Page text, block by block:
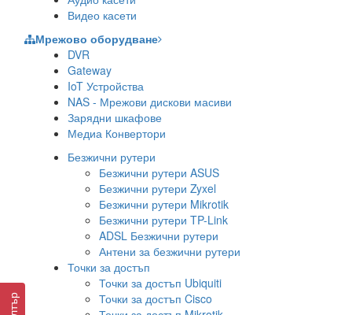
Видео касети
Мрежово оборудване
DVR
Gateway
IoT Устройства
NAS - Мрежови дискови масиви
Зарядни шкафове
Медиа Конвертори
Безжични рутери
Безжични рутери ASUS
Безжични рутери Zyxel
Безжични рутери Mikrotik
Безжични рутери TP-Link
ADSL Безжични рутери
Антени за безжични рутери
Точки за достъп
Точки за достъп Ubiquiti
Точки за достъп Cisco